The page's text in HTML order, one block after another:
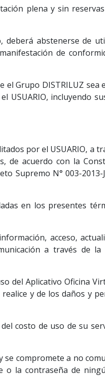
plena y sin
deberá abstenerse de
de
el Grupo DISTRILUZ sea
USUARIO, incluyendo
por el USUARIO, a
de acuerdo con la
Supremo N° 003-2013-
en los presentes
acceso,
a través de la
del Aplicativo Oficina
y de los daños y
costo de uso de su
se compromete a no
o la contraseña de